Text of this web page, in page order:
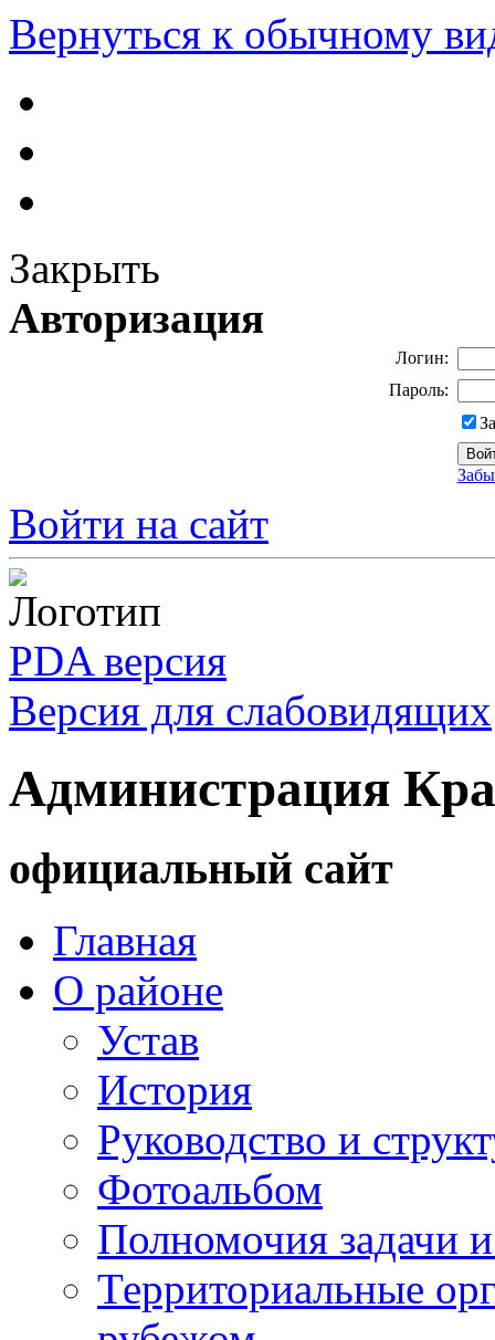
Вернуться к обычному
Закрыть
Авторизация
Логин:
Пароль:
Войти на сайт
PDA версия
Версия для слабовидящих
Администрация
официальный сайт
Главная
О районе
Устав
История
Руководство и
Фотоальбом
Полномочия задачи
Территориальные